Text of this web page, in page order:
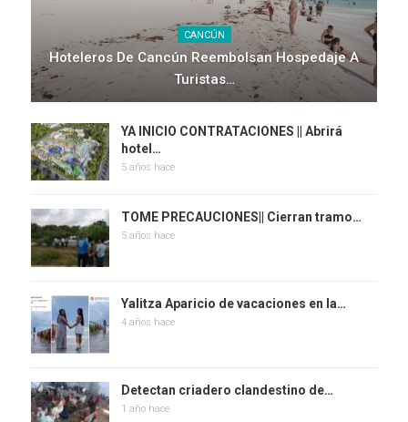
CANCÚN
Hoteleros De Cancún Reembolsan Hospedaje A
Turistas…
YA INICIO CONTRATACIONES || Abrirá
hotel…
5 años hace
TOME PRECAUCIONES|| Cierran tramo…
5 años hace
Yalitza Aparicio de vacaciones en la…
4 años hace
Detectan criadero clandestino de…
1 año hace